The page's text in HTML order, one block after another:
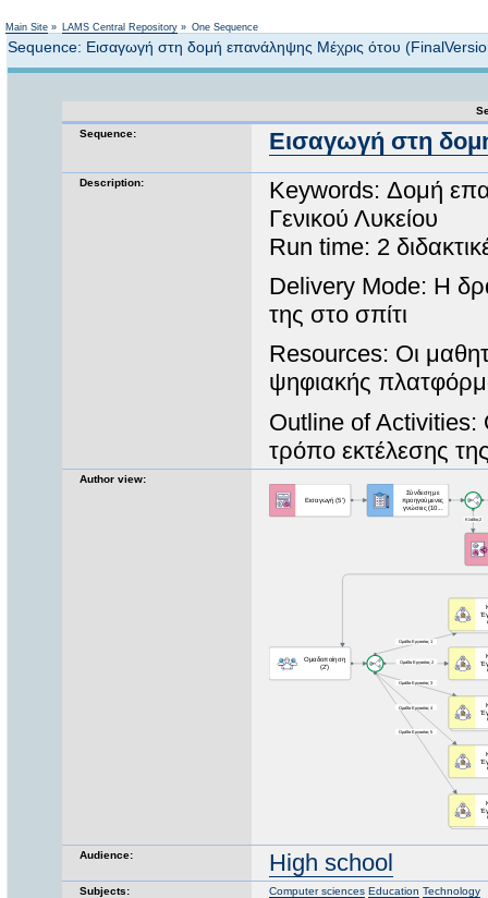
Main Site » LAMS Central Repository » One Sequence
Sequence: Εισαγωγή στη δομή επανάληψης Μέχρις ότου
Sequence:
Εισαγωγή στη
Description:
Keywords: Δομή
Γενικού Λυκείου
Run time: 2
Delivery Mode: Η
της στο σπίτι
Resources: Οι
ψηφιακής
Outline of Activities:
τρόπο εκτέλεσης
Author view:
Audience: High school
Subjects: Computer sciences Education Technology